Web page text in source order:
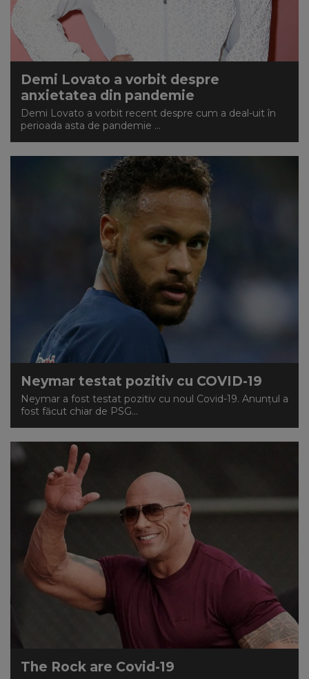
Demi Lovato a vorbit despre
anxietatea din pandemie
Demi Lovato a vorbit recent despre cum a deal-uit în
perioada asta de pandemie ...
Neymar testat pozitiv cu COVID-19
Neymar a fost testat pozitiv cu noul Covid-19. Anunțul a
fost făcut chiar de PSG...
The Rock are Covid-19